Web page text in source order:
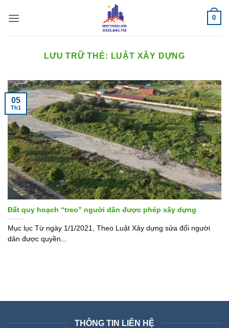
qua
0
LƯU TRỮ THẺ: LUẬT XÂY DỰNG
Đất quy hoạch “treo” nguời dân được phép xây dựng
Mục lục Từ ngày 1/1/2021, Theo Luật Xây dựng sửa đổi người
dân được quyền...
05
Th1
THÔNG TIN LIÊN HỆ